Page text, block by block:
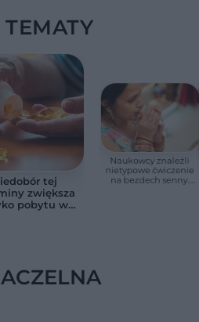
tej
zwiększa
pobytu w
Naukowcy znaleźli
nietypowe ćwiczenie
na bezdech senny.